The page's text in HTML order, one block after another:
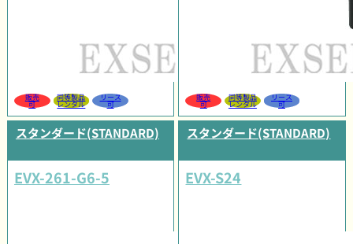
販売
可
同等製品
レンタル
リース
可
販売
可
同等製品
レンタル
リース
可
スタンダード(STANDARD)
EVX-261-G6-5
スタンダード(STANDARD)
EVX-S24